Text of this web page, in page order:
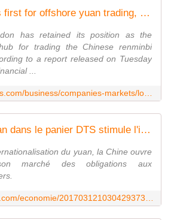
London still ranks first for offshore yuan trading, with Singapore in 5th place
has retained its position as the
for trading the Chinese renminbi
to a report released on Tuesday
...
L'inclusion du yuan dans le panier DTS stimule l'intérêt des investisseurs étrangers
du yuan, la Chine ouvre
marché des obligations aux